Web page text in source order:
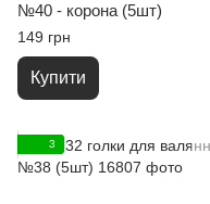
№40 - корона (5шт)
149 грн
Купити
3